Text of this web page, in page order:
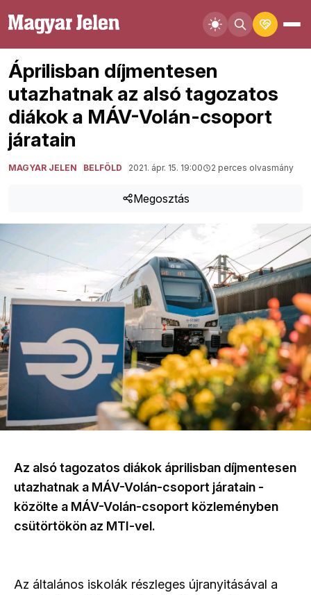
Áprilisban díjmentesen
utazhatnak az alsó tagozatos
diákok a MÁV-Volán-csoport
járatain
MAGYAR JELEN BELFÖLD 2021. ápr. 15. 19:00 2 perces olvasmány
Megosztás
Az alsó tagozatos diákok áprilisban díjmentesen
utazhatnak a MÁV-Volán-csoport járatain -
közölte a MÁV-Volán-csoport közleményben
csütörtökön az MTI-vel.
Az általános iskolák részleges újranyitásával a